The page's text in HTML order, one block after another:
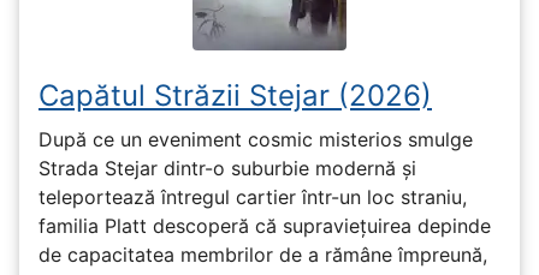
Capătul Străzii Stejar (2026)
După ce un eveniment cosmic misterios smulge
Strada Stejar dintr-o suburbie modernă și
teleportează întregul cartier într-un loc straniu,
familia Platt descoperă că supraviețuirea depinde
de capacitatea membrilor de a rămâne împreună,